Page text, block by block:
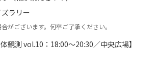
ラリー
がございます。何卒ご了承ください。
観測 vol.10：18:00～20:30／中央広場】